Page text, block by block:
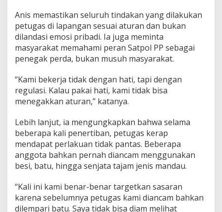
Anis memastikan seluruh tindakan yang dilakukan
petugas di lapangan sesuai aturan dan bukan
dilandasi emosi pribadi. Ia juga meminta
masyarakat memahami peran Satpol PP sebagai
penegak perda, bukan musuh masyarakat.
“Kami bekerja tidak dengan hati, tapi dengan
regulasi. Kalau pakai hati, kami tidak bisa
menegakkan aturan,” katanya.
Lebih lanjut, ia mengungkapkan bahwa selama
beberapa kali penertiban, petugas kerap
mendapat perlakuan tidak pantas. Beberapa
anggota bahkan pernah diancam menggunakan
besi, batu, hingga senjata tajam jenis mandau.
“Kali ini kami benar-benar targetkan sasaran
karena sebelumnya petugas kami diancam bahkan
dilempari batu. Saya tidak bisa diam melihat